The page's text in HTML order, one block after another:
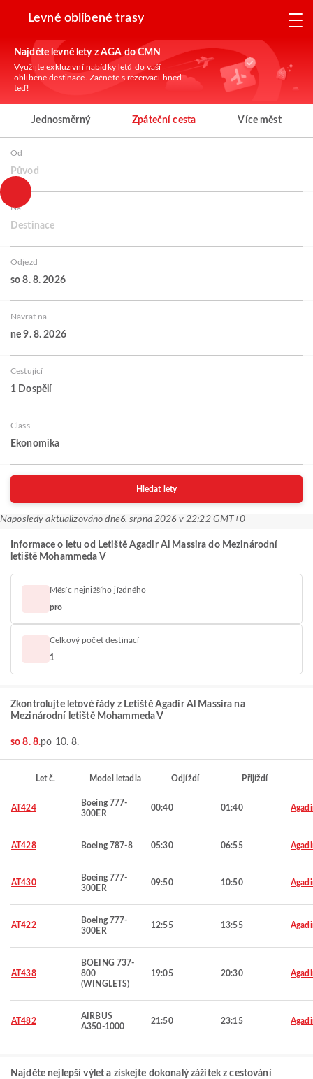
Levné oblíbené trasy
Najděte levné lety z AGA do CMN
Využijte exkluzivní nabídky letů do vaší
oblíbené destinace. Začněte s rezervací hned
teď!
Jednosměrný Zpáteční cesta Více měst
Od
Původ
Na
Destinace
Odjezd
so 8. 8. 2026
Návrat na
ne 9. 8. 2026
Cestující
1 Dospělí
Class
Ekonomika
Hledat lety
Naposledy aktualizováno dne6. srpna 2026 v 22:22 GMT+0
Informace o letu od Letiště Agadir Al Massira do Mezinárodní
letiště Mohammeda V
Měsíc nejnižšího jízdného
pro
Celkový počet destinací
1
Zkontrolujte letové řády z Letiště Agadir Al Massira na
Mezinárodní letiště Mohammeda V
so 8. 8.po 10. 8.
Let č. Model letadla Odjíždí Přijíždí
AT424
Boeing 777-
300ER
00:40 01:40
AT428 Boeing 787-8 05:30 06:55
AT430
Boeing 777-
300ER
09:50 10:50
AT422
Boeing 777-
300ER
12:55 13:55
AT438
BOEING 737-
800
(WINGLETS)
19:05 20:30
AT482
AIRBUS
A350-1000
21:50 23:15
Najděte nejlepší výlet a získejte dokonalý zážitek z cestování